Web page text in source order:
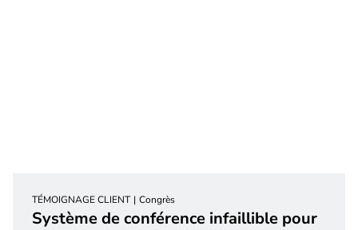
TÉMOIGNAGE CLIENT Congrès
Système de conférence infaillible pour